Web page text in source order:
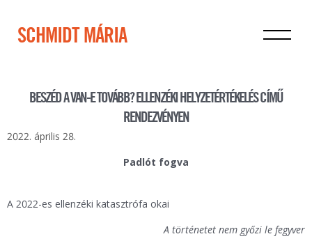
SCHMIDT MÁRIA
BESZÉD A VAN-E TOVÁBB? ELLENZÉKI HELYZETÉRTÉKELÉS CÍMŰ
RENDEZVÉNYEN
2022. április 28.
Padlót fogva
A 2022-es ellenzéki katasztrófa okai
A történetet nem győzi le fegyver